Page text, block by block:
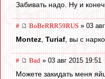
Забивать надо. Ну и
# BoBeRRR59RUS » 03
Montez Turiaf , вы с
# Bad » 03 авг 2015 19:51
Можете закидать меня